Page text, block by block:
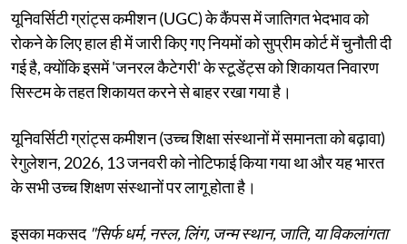
यूनिवर्सिटी ग्रांट्स कमीशन (UGC) के कैंपस में जातिगत भेदभाव को
रोकने के लिए हाल ही में जारी किए गए नियमों को सुप्रीम कोर्ट में चुनौती दी
गई है, क्योंकि इसमें 'जनरल कैटेगरी' के स्टूडेंट्स को शिकायत निवारण
सिस्टम के तहत शिकायत करने से बाहर रखा गया है।
यूनिवर्सिटी ग्रांट्स कमीशन (उच्च शिक्षा संस्थानों में समानता को बढ़ावा)
रेगुलेशन, 2026, 13 जनवरी को नोटिफाई किया गया था और यह भारत
के सभी उच्च शिक्षण संस्थानों पर लागू होता है।
इसका मकसद "सिर्फ धर्म, नस्ल, लिंग, जन्म स्थान, जाति, या विकलांगता